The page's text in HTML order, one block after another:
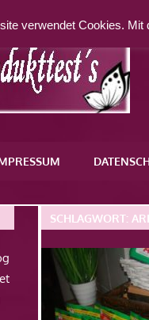
SCHLAGWORT:
verwendet Cookies.